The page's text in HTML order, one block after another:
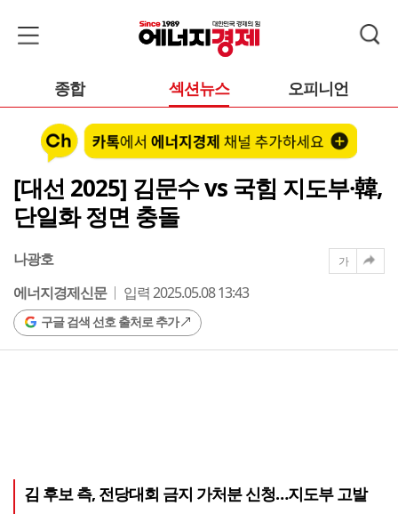
종합 섹션뉴스 오피니언
[대선 2025] 김문수 vs 국힘 지도부·韓,
단일화 정면 충돌
나광호
에너지경제신문
입력 2025.05.08 13:43
구글 검색 선호 출처로 추가
가
김 후보 측, 전당대회 금지 가처분 신청…지도부 고발